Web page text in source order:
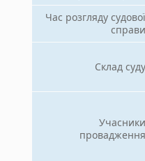
Час розгляду судової
справи
Склад суду
Учасники
провадження